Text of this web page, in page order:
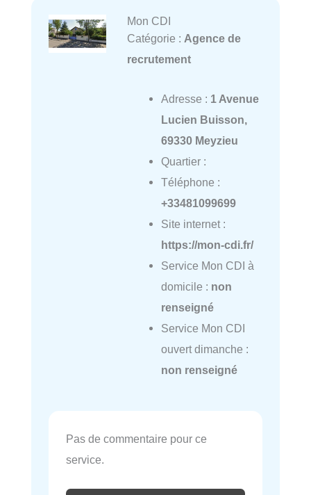
Mon CDI
Catégorie : Agence de
recrutement
Adresse : 1 Avenue
Lucien Buisson,
69330 Meyzieu
Quartier :
Téléphone :
+33481099699
Site internet :
https://mon-cdi.fr/
Service Mon CDI à
domicile : non
renseigné
Service Mon CDI
ouvert dimanche :
non renseigné
Pas de commentaire pour ce
service.